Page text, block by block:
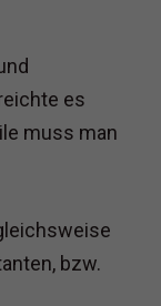
es
muss man
bzw.